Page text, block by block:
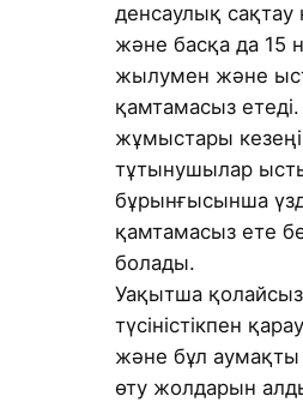
денсаулық
және басқа да 15
жылумен және
қамтамасыз
жұмыстары
тұтынушылар
бұрынғысынша
қамтамасыз ете
болады.
Уақытша
түсіністікпен
және бұл
өту жолдарын